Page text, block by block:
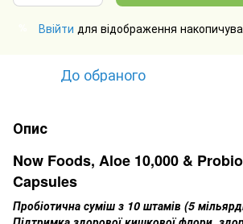
Ввійти для відображення
До обраного
Опис
Now Foods, Aloe 10,000 &
Capsules
Пробіотична суміш з 10 штамів (5